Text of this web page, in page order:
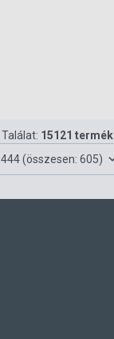
Találat: 15121 termék
444 (összesen: 605)